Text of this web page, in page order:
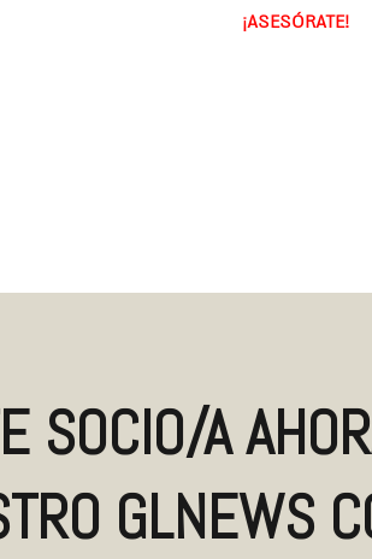
¡ASESÓRATE!
SOCIO/A
GLNEWS